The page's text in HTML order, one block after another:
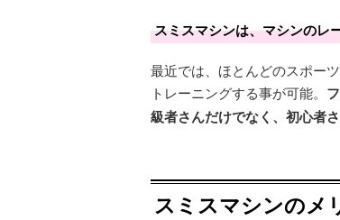
スミスマシンは、マシンのレ
最近では、ほとんどのスポー
トレーニングする事が可能。
級者さんだけでなく、初心者
スミスマシンのメ